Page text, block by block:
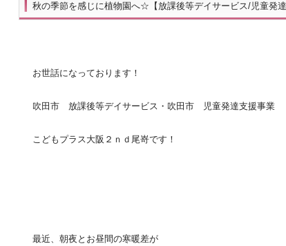
秋の季節を感じに植物園へ☆【放課後等デイサービス/児童発
お世話になっております！
吹田市 放課後等デイサービス・吹田市 児童発達支援事業
こどもプラス大阪２ｎｄ尾嵜です！
最近、朝夜とお昼間の寒暖差が